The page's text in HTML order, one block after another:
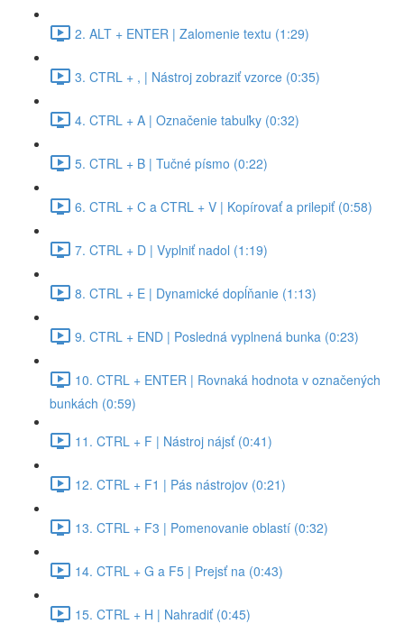
2. ALT + ENTER | Zalomenie textu (1:29)
3. CTRL + , | Nástroj zobraziť vzorce (0:35)
4. CTRL + A | Označenie tabuľky (0:32)
5. CTRL + B | Tučné písmo (0:22)
6. CTRL + C a CTRL + V | Kopírovať a prilepiť (0:58)
7. CTRL + D | Vyplniť nadol (1:19)
8. CTRL + E | Dynamické dopĺňanie (1:13)
9. CTRL + END | Posledná vyplnená bunka (0:23)
10. CTRL + ENTER | Rovnaká hodnota v označených
bunkách (0:59)
11. CTRL + F | Nástroj nájsť (0:41)
12. CTRL + F1 | Pás nástrojov (0:21)
13. CTRL + F3 | Pomenovanie oblastí (0:32)
14. CTRL + G a F5 | Prejsť na (0:43)
15. CTRL + H | Nahradiť (0:45)